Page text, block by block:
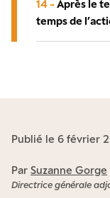
14 -Après le
temps de
Publié le 6 février
Par Suzanne Gorge
Directrice générale